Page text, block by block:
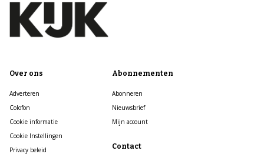
Over ons
Adverteren
Colofon
Cookie informatie
Cookie Instellingen
Privacy beleid
Abonnementen
Abonneren
Nieuwsbrief
Mijn account
Contact